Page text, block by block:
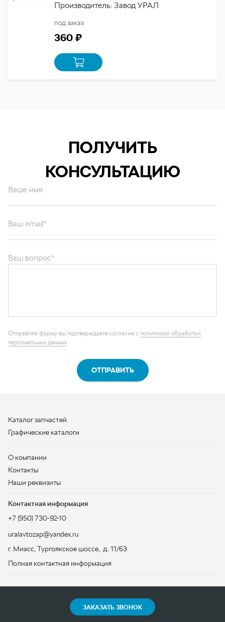
Производитель: Завод УРАЛ
под заказ
360 ₽
ПОЛУЧИТЬ
КОНСУЛЬТАЦИЮ
Ваше имя
персональных данных
Каталог запчастей
Контактная информация
+7 (950) 730-92-10
uralavtozap@yandex.ru
г. Миасс, Тургоякское шоссе, д. 11/63
Полная контактная информация
Политика конфиденциальности